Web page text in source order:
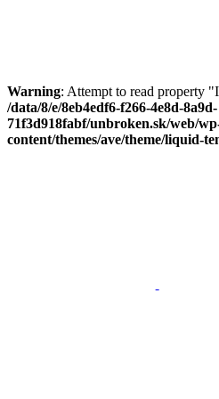
to
content
Warning: Attempt to read property
/data/8/e/8eb4edf6-f266-4e8d-8a9d-
71f3d918fabf/unbroken.sk/web/
content/themes/ave/theme/liquid-